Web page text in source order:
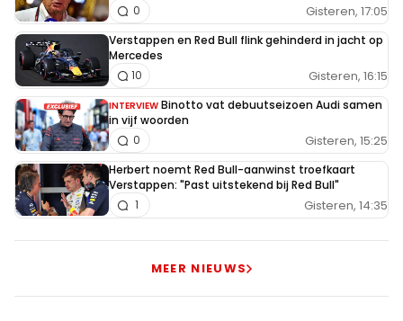
Gisteren, 17:05
0
Verstappen en Red Bull flink gehinderd in jacht op
Mercedes
Gisteren, 16:15
10
INTERVIEW Binotto vat debuutseizoen Audi samen
in vijf woorden
Gisteren, 15:25
0
Herbert noemt Red Bull-aanwinst troefkaart
Verstappen: "Past uitstekend bij Red Bull"
Gisteren, 14:35
1
MEER NIEUWS